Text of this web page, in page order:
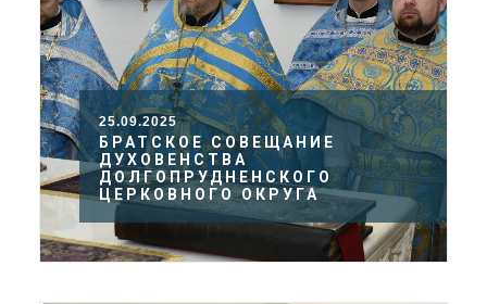
25.09.2025
БРАТСКОЕ СОВЕЩАНИЕ
ДУХОВЕНСТВА
ДОЛГОПРУДНЕНСКОГО
ЦЕРКОВНОГО ОКРУГА